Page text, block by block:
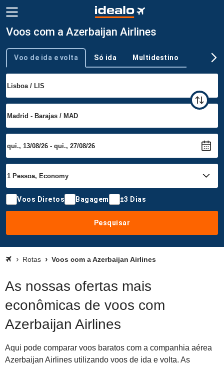
Voos com a Azerbaijan Airlines
Tipo de viagem
Voo de ida e volta Só ida Multidestino
Voos Diretos Bagagem ±3 Dias
Pesquisar
Rotas Voos com a Azerbaijan Airlines
As nossas ofertas mais
econômicas de voos com
Azerbaijan Airlines
Aqui pode comparar voos baratos com a companhia aérea
Azerbaijan Airlines utilizando voos de ida e volta. As